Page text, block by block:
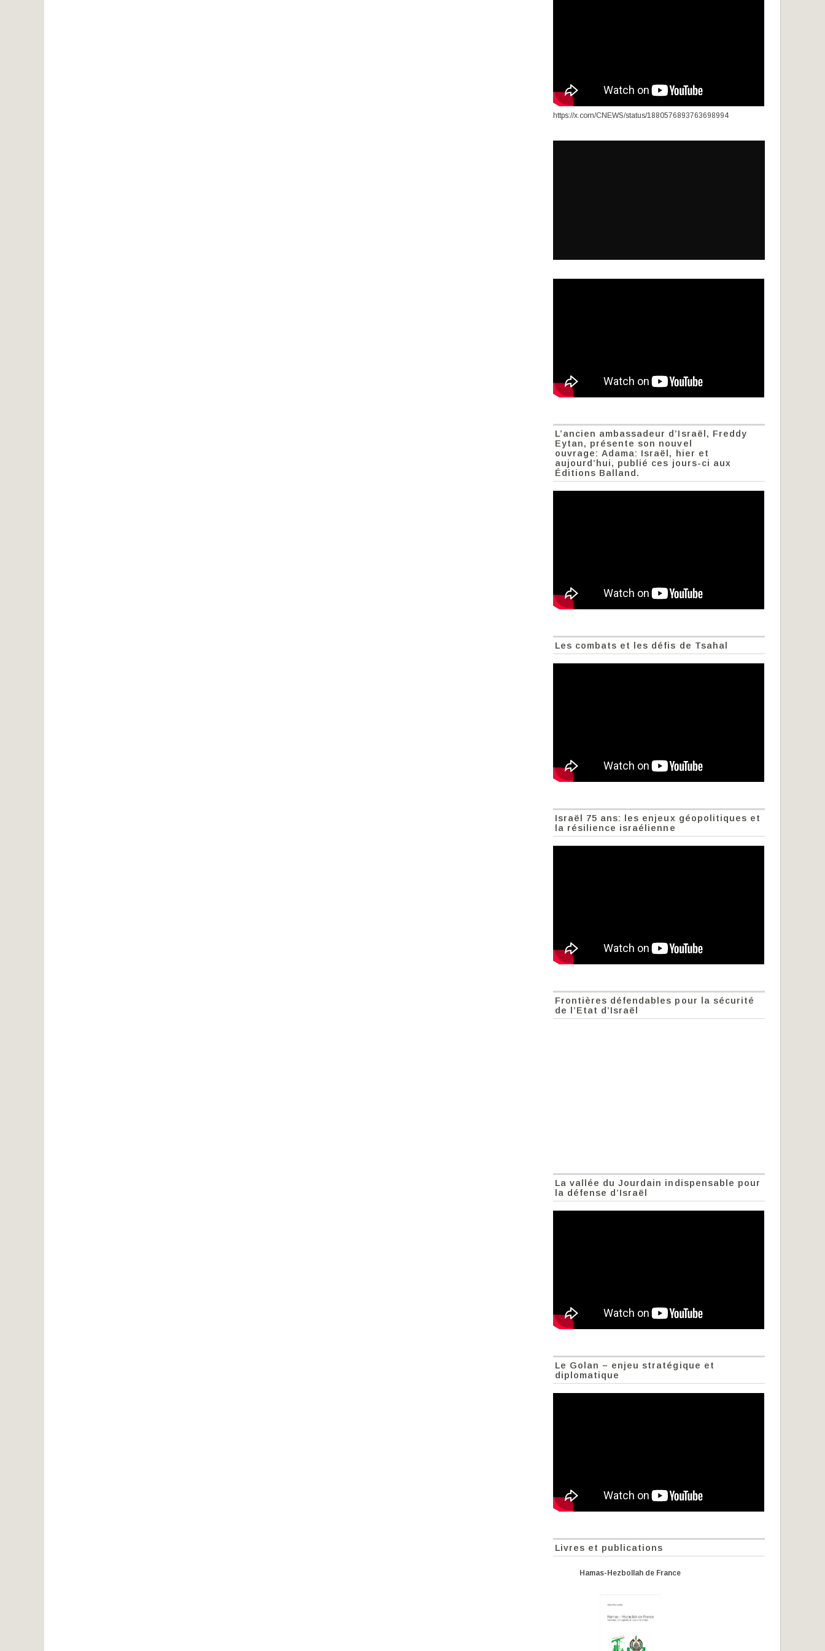
https://x.com/CNEWS/status/1880576893763698994
L’ancien ambassadeur d’Israël, Freddy
Eytan, présente son nouvel
ouvrage: Adama: Israël, hier et
aujourd’hui, publié ces jours-ci aux
Éditions Balland.
Les combats et les défis de Tsahal
Israël 75 ans: les enjeux géopolitiques et
la résilience israélienne
Frontières défendables pour la sécurité
de l’Etat d’Israël
La vallée du Jourdain indispensable pour
la défense d’Israël
Le Golan – enjeu stratégique et
diplomatique
Livres et publications
Hamas-Hezbollah de France